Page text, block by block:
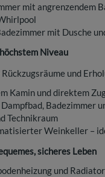
mit angrenzendem
mit Dusche
Niveau
und
Kamin und direktem
Badezimmer
Technikraum
Weinkeller –
sicheres Leben
und